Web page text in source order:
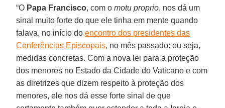
“O Papa Francisco, com omotu proprio, nos dá um
sinal muito forte do que ele tinha em mente quando
falava, no início doencontro dos presidentes das
Conferências Episcopais, no mês passado: ou seja,
medidas concretas. Com a nova lei para a proteção
dos menores no Estado da Cidade do Vaticano e com
as diretrizes que dizem respeito à proteção dos
menores, ele nos dá esse forte sinal de que